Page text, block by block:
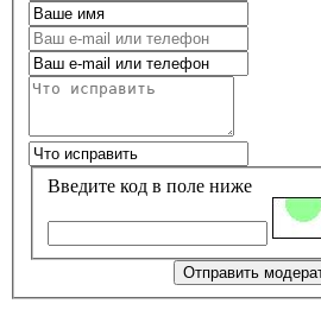
Введите код в поле ниже
Отправить